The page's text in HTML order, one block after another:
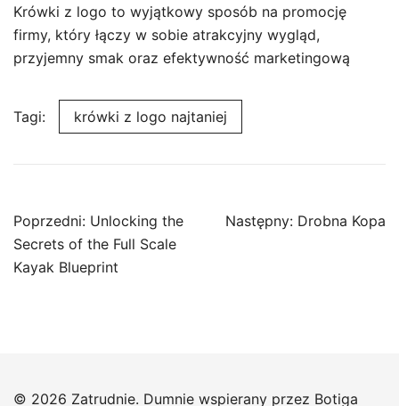
Krówki z logo to wyjątkowy sposób na promocję
firmy, który łączy w sobie atrakcyjny wygląd,
przyjemny smak oraz efektywność marketingową
Tagi: krówki z logo najtaniej
Nawigacja
wpisu
Poprzedni: Unlocking the
Secrets of the Full Scale
Kayak Blueprint
Następny: Drobna Kopa
© 2026 Zatrudnie. Dumnie wspierany przez Botiga